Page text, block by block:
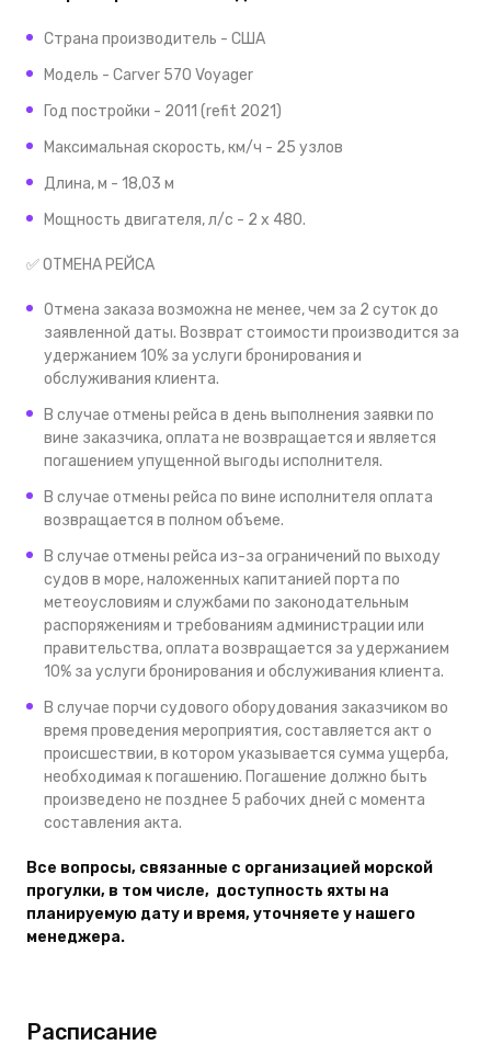
Страна производитель - США
Модель - Carver 570 Voyager
Год постройки - 2011 (refit 2021)
Максимальная скорость, км/ч - 25 узлов
Длина, м - 18,03 м
Мощность двигателя, л/с - 2 x 480.
✅ ОТМЕНА РЕЙСА
Отмена заказа возможна не менее, чем за 2 суток до
заявленной даты. Возврат стоимости производится за
удержанием 10% за услуги бронирования и
обслуживания клиента.
В случае отмены рейса в день выполнения заявки по
вине заказчика, оплата не возвращается и является
погашением упущенной выгоды исполнителя.
В случае отмены рейса по вине исполнителя оплата
возвращается в полном объеме.
В случае отмены рейса из-за ограничений по выходу
судов в море, наложенных капитанией порта по
метеоусловиям и службами по законодательным
распоряжениям и требованиям администрации или
правительства, оплата возвращается за удержанием
10% за услуги бронирования и обслуживания клиента.
В случае порчи судового оборудования заказчиком во
время проведения мероприятия, составляется акт о
происшествии, в котором указывается сумма ущерба,
необходимая к погашению. Погашение должно быть
произведено не позднее 5 рабочих дней с момента
составления акта.
Все вопросы, связанные с организацией морской
прогулки, в том числе, доступность яхты на
планируемую дату и время, уточняете у нашего
менеджера.
Расписание